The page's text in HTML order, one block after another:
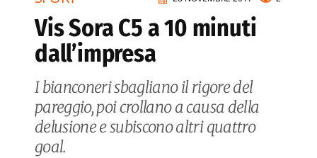
Vis Sora C5 a 10 minuti
dall’impresa
I bianconeri sbagliano il rigore del
pareggio, poi crollano a causa della
delusione e subiscono altri quattro
goal.